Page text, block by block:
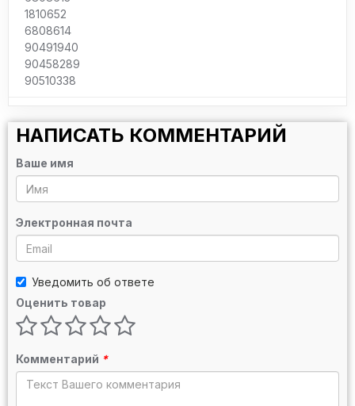
1810652
6808614
90491940
90458289
90510338
НАПИСАТЬ КОММЕНТАРИЙ
Ваше имя
Электронная почта
Уведомить об ответе
Оценить товар
Комментарий *